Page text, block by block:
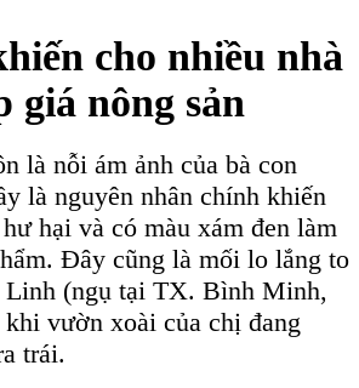
cho nhiều nhà
giá nông sản
là nỗi ám ảnh của bà con
là nguyên nhân chính khiến
hại và có màu xám đen làm
Đây cũng là mối lo lắng to
Linh (ngụ tại TX. Bình Minh,
vườn xoài của chị đang
trái.